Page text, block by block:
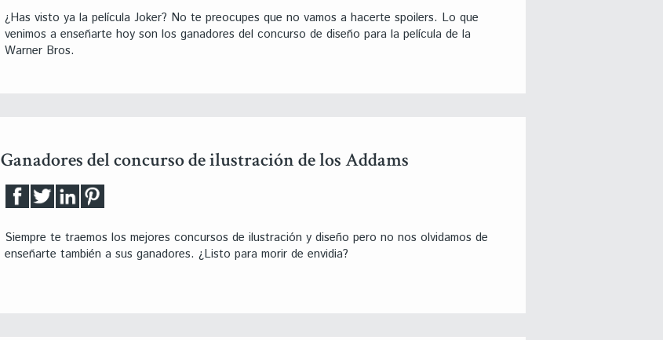
¿Has visto ya la película Joker? No te preocupes que no vamos a hacerte spoilers. Lo que
venimos a enseñarte hoy son los ganadores del concurso de diseño para la película de la
Warner Bros.
Ganadores del concurso de ilustración de los Addams
Siempre te traemos los mejores concursos de ilustración y diseño pero no nos olvidamos de
enseñarte también a sus ganadores. ¿Listo para morir de envidia?